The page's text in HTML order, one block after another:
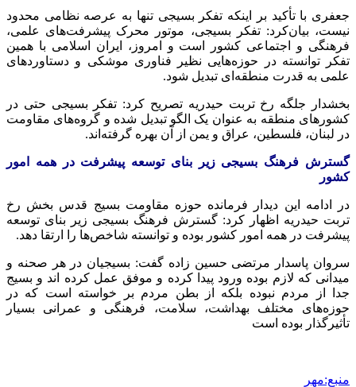
جعفری با تأکید بر اینکه تفکر بسیجی تنها به عرصه نظامی محدود
نیست، بیان‌کرد: تفکر بسیجی، موتور محرک پیشرفت‌های علمی،
فرهنگی و اجتماعی کشور است و امروز، ایران اسلامی با همین
تفکر توانسته در حوزه‌هایی نظیر فناوری موشکی و دستاوردهای
علمی به قدرت منطقه‌ای تبدیل شود.
بخشدار جلگه رخ تربت حیدریه تصریح کرد: تفکر بسیجی حتی در
کشورهای منطقه به عنوان یک الگو تبدیل شده و گروه‌های مقاومت
در لبنان، فلسطین، عراق و یمن از آن بهره گرفته‌اند.
گسترش فرهنگ بسیجی زیر بنای توسعه پیشرفت در همه امور
کشور
در ادامه این دیدار فرمانده حوزه مقاومت بسیج قدس بخش رخ
تربت حیدریه اظهار کرد: گسترش فرهنگ بسیجی زیر بنای توسعه
پیشرفت در همه امور کشور بوده و توانسته شاخص‌ها را ارتقا دهد.
سروان پاسدار مرتضی حسین زاده گفت: بسیجیان در هر صحنه و
میدانی که لازم بوده ورود پیدا کرده و موفق عمل کرده
اند و بسیج
جدا از مردم نبوده بلکه از بطن مردم بر خواسته است که در
حوزه‌های مختلف بهداشت، سلامت، فرهنگی و عمرانی بسیار
تأثیرگذار بوده است
منبع:مهر